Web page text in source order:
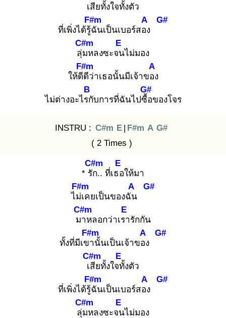
เสียทั้งใจทั้งตัว
ที่เพิ่งได้รู้ฉั
F#m
นเป็นเบอร์สอง
A G#
ลุ่ม
C#m
หลงซะจน
E
ไม่มอง
ให้ดีดี
F#m
ว่าเธอนั้นมีเจ้าของ
A
ไม่ต่างอะไรกั
B
บการที่ฉันไปซื้อ
G#
ของโจร
INSTRU : C#m E | F#m A G#
( 2 Times )
* รัก
C#m
.. ที่เธอ
E
ให้มา
ไม่เ
F#m
คยเป็นของฉัน
A G#
มา
C#m
หลอกว่าเรา
E
รักกัน
ทั้งที่มีเขา
F#m
นั้นเป็นเจ้าของ
A G#
เสี
C#m
ยทั้งใจทั้
E
งตัว
ที่เพิ่งได้รู้ฉั
F#m
นเป็นเบอร์สอง
A G#
ลุ่ม
C#m
หลงซะจน
E
ไม่มอง